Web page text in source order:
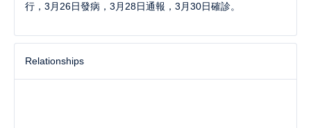
行，3月26日發病，3月28日通報，3月30日確診。
Relationships